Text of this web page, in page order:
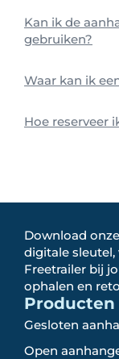
Kan ik de
gebruiken?
Waar kan ik
Hoe reserveer
Download
digitale sleutel,
Freetrailer bij
ophalen en
Producten
Gesloten
Open